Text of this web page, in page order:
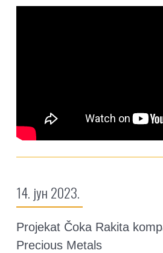
14. јун 2023.
Projekat Čoka Rakita
Precious Metals